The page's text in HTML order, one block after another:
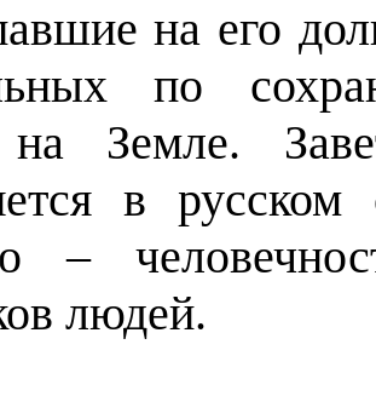
на его
по
Земле.
в
–
людей.